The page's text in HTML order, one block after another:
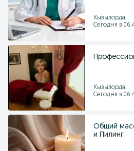
Кызылорда
Сегодня в
Кызылорда
Сегодня в
Общий
и Пилинг